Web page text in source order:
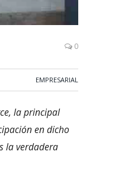
0
EMPRESARIAL
la principal
en dicho
la verdadera